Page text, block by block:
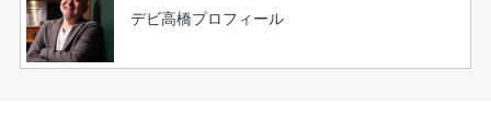
デビ高橋プロフィール